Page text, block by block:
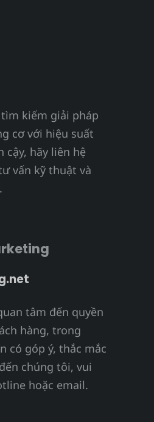
kiếm giải pháp
cơ với hiệu suất
cậy, hãy liên hệ
vấn kỹ thuật và
tâm đến quyền
hàng, trong
có góp ý, thắc mắc
chúng tôi, vui
hoặc email.